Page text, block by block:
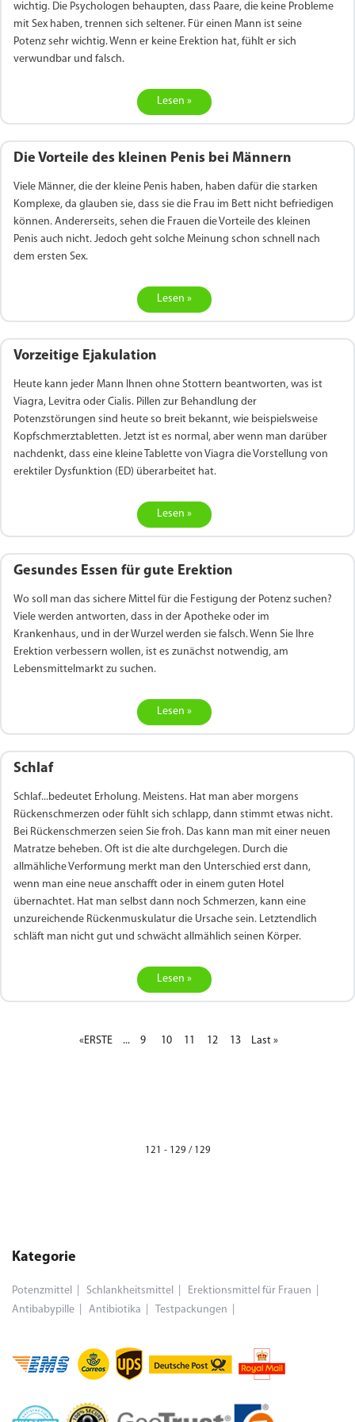
wichtig. Die Psychologen behaupten, dass Paare, die keine Probleme
mit Sex haben, trennen sich seltener. Für einen Mann ist seine
Potenz sehr wichtig. Wenn er keine Erektion hat, fühlt er sich
verwundbar und falsch.
Lesen »
Die Vorteile des kleinen Penis bei Männern
Viele Männer, die der kleine Penis haben, haben dafür die starken
Komplexe, da glauben sie, dass sie die Frau im Bett nicht befriedigen
können. Andererseits, sehen die Frauen die Vorteile des kleinen
Penis auch nicht. Jedoch geht solche Meinung schon schnell nach
dem ersten Sex.
Lesen »
Vorzeitige Ejakulation
Heute kann jeder Mann Ihnen ohne Stottern beantworten, was ist
Viagra, Levitra oder Cialis. Pillen zur Behandlung der
Potenzstörungen sind heute so breit bekannt, wie beispielsweise
Kopfschmerztabletten. Jetzt ist es normal, aber wenn man darüber
nachdenkt, dass eine kleine Tablette von Viagra die Vorstellung von
erektiler Dysfunktion (ED) überarbeitet hat.
Lesen »
Gesundes Essen für gute Erektion
Wo soll man das sichere Mittel für die Festigung der Potenz suchen?
Viele werden antworten, dass in der Apotheke oder im
Krankenhaus, und in der Wurzel werden sie falsch. Wenn Sie Ihre
Erektion verbessern wollen, ist es zunächst notwendig, am
Lebensmittelmarkt zu suchen.
Lesen »
Schlaf
Schlaf...bedeutet Erholung. Meistens. Hat man aber morgens
Rückenschmerzen oder fühlt sich schlapp, dann stimmt etwas nicht.
Bei Rückenschmerzen seien Sie froh. Das kann man mit einer neuen
Matratze beheben. Oft ist die alte durchgelegen. Durch die
allmähliche Verformung merkt man den Unterschied erst dann,
wenn man eine neue anschafft oder in einem guten Hotel
übernachtet. Hat man selbst dann noch Schmerzen, kann eine
unzureichende Rückenmuskulatur die Ursache sein. Letztendlich
schläft man nicht gut und schwächt allmählich seinen Körper.
Lesen »
«ERSTE ... 9 10 11 12 13 Last »
121 - 129 / 129
Kategorie
Potenzmittel Schlankheitsmittel
Erektionsmittel für Frauen
Antibabypille
Antibiotika Testpackungen